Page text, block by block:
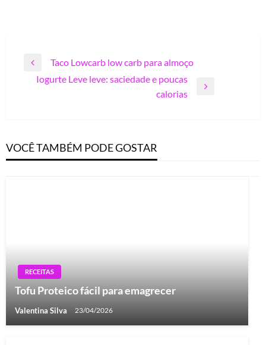
Navegação
Previous
Post
Taco Lowcarb low carb para almoço
Iogurte Leve leve: saciedade e poucas
calorias
VOCÊ TAMBÉM PODE GOSTAR
RECEITAS
Tofu Proteico fácil para emagrecer
Valentina Silva 23/04/2026